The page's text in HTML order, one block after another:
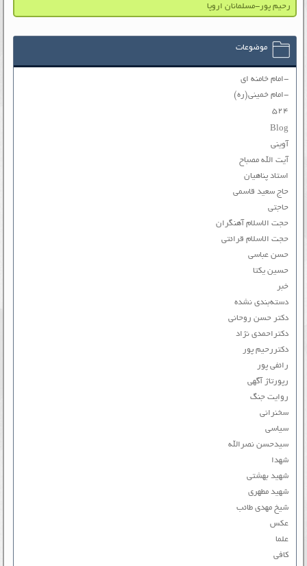
رحیم پور-مسلمانان اروپا
موضوعات
-امام خامنه ای
-امام خمینی(ره)
۵۲۴
Blog
آوینی
آیت الله مصباح
استاد پناهیان
حاج سعید قاسمی
حاجتی
حجت الاسلام آهنگران
حجت الاسلام قرائتی
حسن عباسی
حسین یکتا
خبر
دسته‌بندی نشده
دکتر حسن روحانی
دکتراحمدی نژاد
دکتررحیم پور
رائفی پور
رپورتاژ آگهی
روایت جنگ
سخنرانی
سیاسی
سیدحسن نصرالله
شهدا
شهید بهشتی
شهید مطهری
شیخ مهدی طائب
عکس
علما
کافی